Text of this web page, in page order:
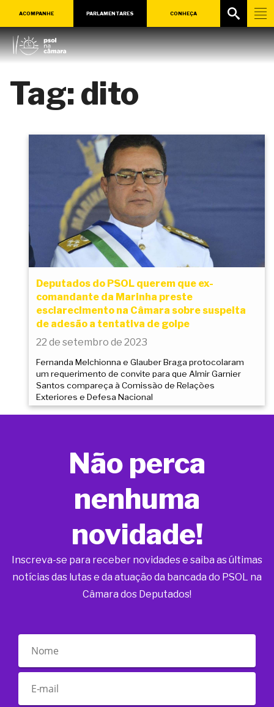
ACOMPANHE PARLAMENTARES CONHEÇA
Tag:dito
Deputados do PSOL querem que ex-
comandante da Marinha preste
esclarecimento na Câmara sobre suspeita
de adesão a tentativa de golpe
22 de setembro de 2023
Fernanda Melchionna e Glauber Braga protocolaram
um requerimento de convite para que Almir Garnier
Santos compareça à Comissão de Relações
Exteriores e Defesa Nacional
Não perca
nenhuma
novidade!
Inscreva-se para receber novidades e saiba as últimas
notícias das lutas e da atuação da bancada do PSOL na
Câmara dos Deputados!